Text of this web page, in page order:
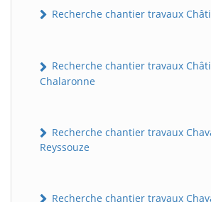
Recherche chantier travaux
Recherche chantier travaux
Chalaronne
Recherche chantier travaux
Reyssouze
Recherche chantier travaux